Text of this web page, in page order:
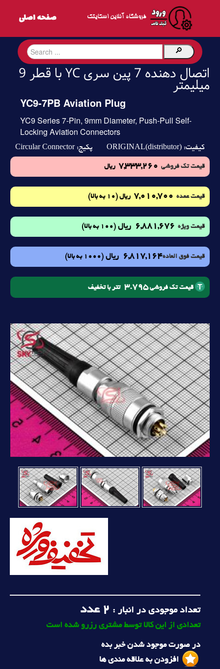
فروشگاه آنلاین اسکایتک
اتصال دهنده 7 پین سری YC با قطر 9
میلیمتر
YC9-7PB Aviation Plug
YC9 Series 7-Pin, 9mm Diameter, Push-Pull Self-
Locking Aviation Connectors
کیفیت: ORIGINAL(distributor) پکیج:Circular Connector
قیمت تک فروشی 7,333,260 ریال
قیمت عمده 7,010,700 ریال (10 به بالا)
قیمت ویژه 6,881,676 ریال (100 به بالا)
قیمت فوق العاده6,817,164 ریال (1000 به بالا)
قیمت تک فروشی3.795 تتر با تخفیف
تعداد موجودی در انبار : 2 عدد
تعدادی از این کالا توسط مشتری رزرو شده است
در صورت موجود شدن خبر بده
افزودن به علاقه مندی ها